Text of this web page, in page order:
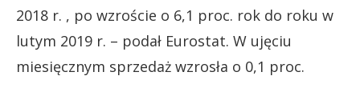
2018 r. , po wzroście o 6,1 proc. rok do roku w
lutym 2019 r. – podał Eurostat. W ujęciu
miesięcznym sprzedaż wzrosła o 0,1 proc.